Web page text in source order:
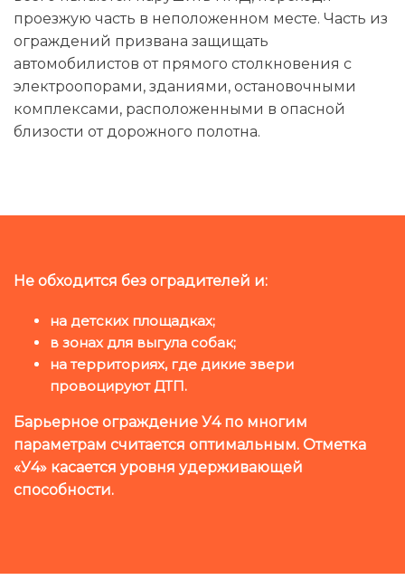
проезжую часть в неположенном месте. Часть из
ограждений призвана защищать
автомобилистов от прямого столкновения с
электроопорами, зданиями, остановочными
комплексами, расположенными в опасной
близости от дорожного полотна.
Не обходится без оградителей и:
на детских площадках;
в зонах для выгула собак;
на территориях, где дикие звери
провоцируют ДТП.
Барьерное ограждение У4 по многим
параметрам считается оптимальным. Отметка
«У4» касается уровня удерживающей
способности.